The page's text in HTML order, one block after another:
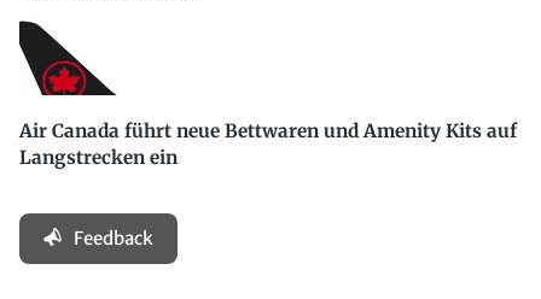
Air Canada führt neue Bettwaren und Amenity Kits auf
Langstrecken ein
Feedback